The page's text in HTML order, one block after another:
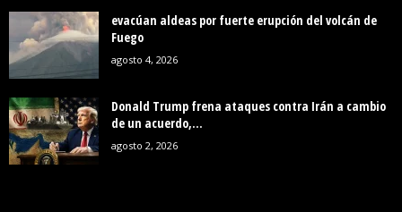
evacúan aldeas por fuerte erupción del volcán de
Fuego
agosto 4, 2026
Donald Trump frena ataques contra Irán a cambio
de un acuerdo,...
agosto 2, 2026